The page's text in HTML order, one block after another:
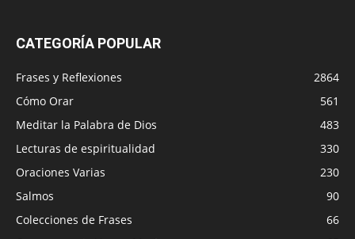
CATEGORÍA POPULAR
Frases y Reflexiones
2864
Cómo Orar
561
Meditar la Palabra de Dios
483
Lecturas de espiritualidad
330
Oraciones Varias
230
Salmos
90
Colecciones de Frases
66